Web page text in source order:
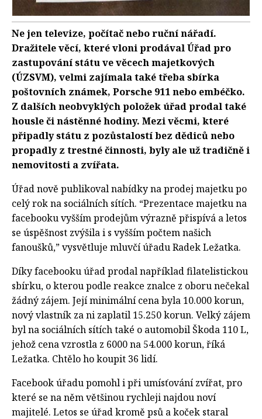
Ne jen televize, počítač nebo ruční nářadí.
Dražitele věcí, které vloni prodával Úřad pro
zastupování státu ve věcech majetkových
(ÚZSVM), velmi zajímala také třeba sbírka
poštovních známek, Porsche 911 nebo embéčko.
Z dalších neobvyklých položek úřad prodal také
housle či nástěnné hodiny. Mezi věcmi, které
připadly státu z pozůstalostí bez dědiců nebo
propadly z trestné činnosti, byly ale už tradičně i
nemovitosti a zvířata.
Úřad nově publikoval nabídky na prodej majetku po
celý rok na sociálních sítích. “Prezentace majetku na
facebooku vyšším prodejům výrazně přispívá a letos
se úspěšnost zvýšila i s vyšším počtem našich
fanoušků,” vysvětluje mluvčí úřadu Radek Ležatka.
Díky facebooku úřad prodal například filatelistickou
sbírku, o kterou podle reakce znalce z oboru nečekal
žádný zájem. Její minimální cena byla 10.000 korun,
nový vlastník za ni zaplatil 15.250 korun. Velký zájem
byl na sociálních sítích také o automobil Škoda 110 L,
jehož cena vzrostla z 6000 na 54.000 korun, říká
Ležatka. Chtělo ho koupit 36 lidí.
Facebook úřadu pomohl i při umísťování zvířat, pro
které se na něm většinou rychleji najdou noví
majitelé. Letos se úřad kromě psů a koček staral